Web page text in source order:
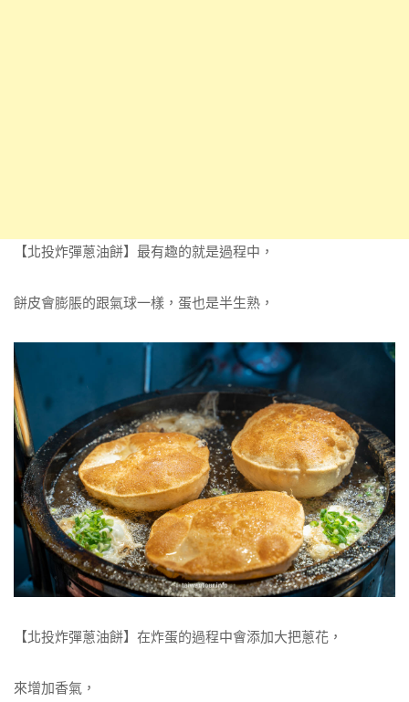
【北投炸彈蔥油餅】最有趣的就是過程中，
餅皮會膨脹的跟氣球一樣，蛋也是半生熟，
【北投炸彈蔥油餅】在炸蛋的過程中會添加大把蔥花，
來增加香氣，